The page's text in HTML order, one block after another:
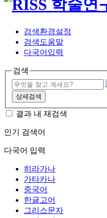
검색환경설정
검색도움말
다국어입력
검색
상세검색
결과 내 재검색
인기 검색어
다국어 입력
히라가나
가타카나
중국어
한글고어
그리스문자